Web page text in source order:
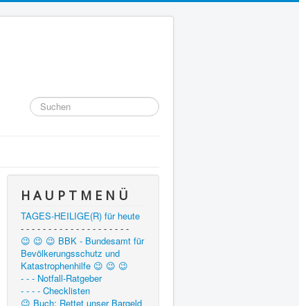
Suchen
...
H A U P T M E N Ü
TAGES-HEILIGE(R) für heute
- - - - - - - - - - - - - - - - - - - -
😉 😉 😉 BBK - Bundesamt für
Bevölkerungsschutz und
Katastrophenhilfe 😉 😉 😉
- - - Notfall-Ratgeber
- - - - Checklisten
😉 Buch: Rettet unser Bargeld